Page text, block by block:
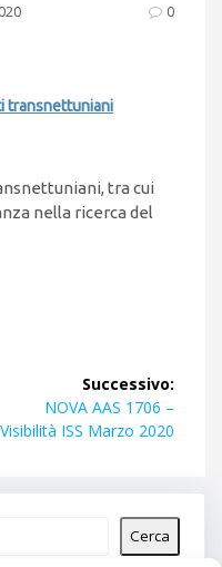
0
transnettuniani
tra cui
nella ricerca del
Successivo:
Articolo
successivo:
NOVA AAS 1706 –
Visibilità ISS Marzo 2020
Cerca